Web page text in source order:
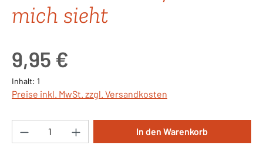
mich sieht
9,95 €
Inhalt: 1
Preise inkl. MwSt. zzgl. Versandkosten
Produkt Anzahl: Gib den gewünschten
In den Warenkorb